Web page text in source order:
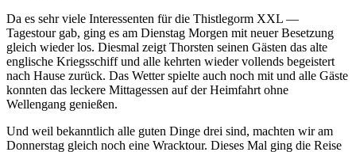
Da es sehr viele Interessenten für die Thistlegorm XXL —
Tagestour gab, ging es am Dienstag Morgen mit neuer Besetzung
gleich wieder los. Diesmal zeigt Thorsten seinen Gästen das alte
englische Kriegsschiff und alle kehrten wieder vollends begeistert
nach Hause zurück. Das Wetter spielte auch noch mit und alle Gäste
konnten das leckere Mittagessen auf der Heimfahrt ohne
Wellengang genießen.
Und weil bekanntlich alle guten Dinge drei sind, machten wir am
Donnerstag gleich noch eine Wracktour. Dieses Mal ging die Reise